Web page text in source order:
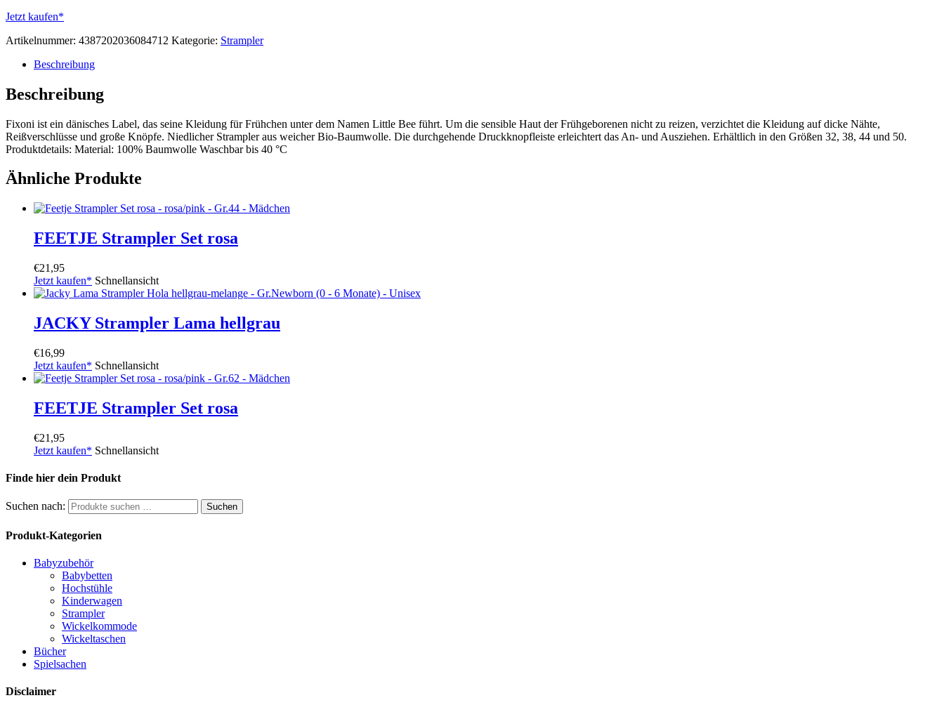
Jetzt kaufen*
Artikelnummer: 4387202036084712 Kategorie: Strampler
Beschreibung
Beschreibung
Fixoni ist ein dänisches Label, das seine Kleidung für Frühchen unter dem Namen Little Bee führt. Um die sensible Haut der Frühgeborenen nicht zu reizen, verzichtet die Kleidung auf dicke Nähte,
Reißverschlüsse und große Knöpfe. Niedlicher Strampler aus weicher Bio-Baumwolle. Die durchgehende Druckknopfleiste erleichtert das An- und Ausziehen. Erhältlich in den Größen 32, 38, 44 und 50.
Produktdetails: Material: 100% Baumwolle Waschbar bis 40 °C
Ähnliche Produkte
FEETJE Strampler Set rosa
€21,95
Jetzt kaufen* Schnellansicht
JACKY Strampler Lama hellgrau
€16,99
Jetzt kaufen* Schnellansicht
FEETJE Strampler Set rosa
€21,95
Jetzt kaufen* Schnellansicht
Finde hier dein Produkt
Suchen nach: Suchen
Produkt-Kategorien
Babyzubehör
Babybetten
Hochstühle
Kinderwagen
Strampler
Wickelkommode
Wickeltaschen
Bücher
Spielsachen
Disclaimer